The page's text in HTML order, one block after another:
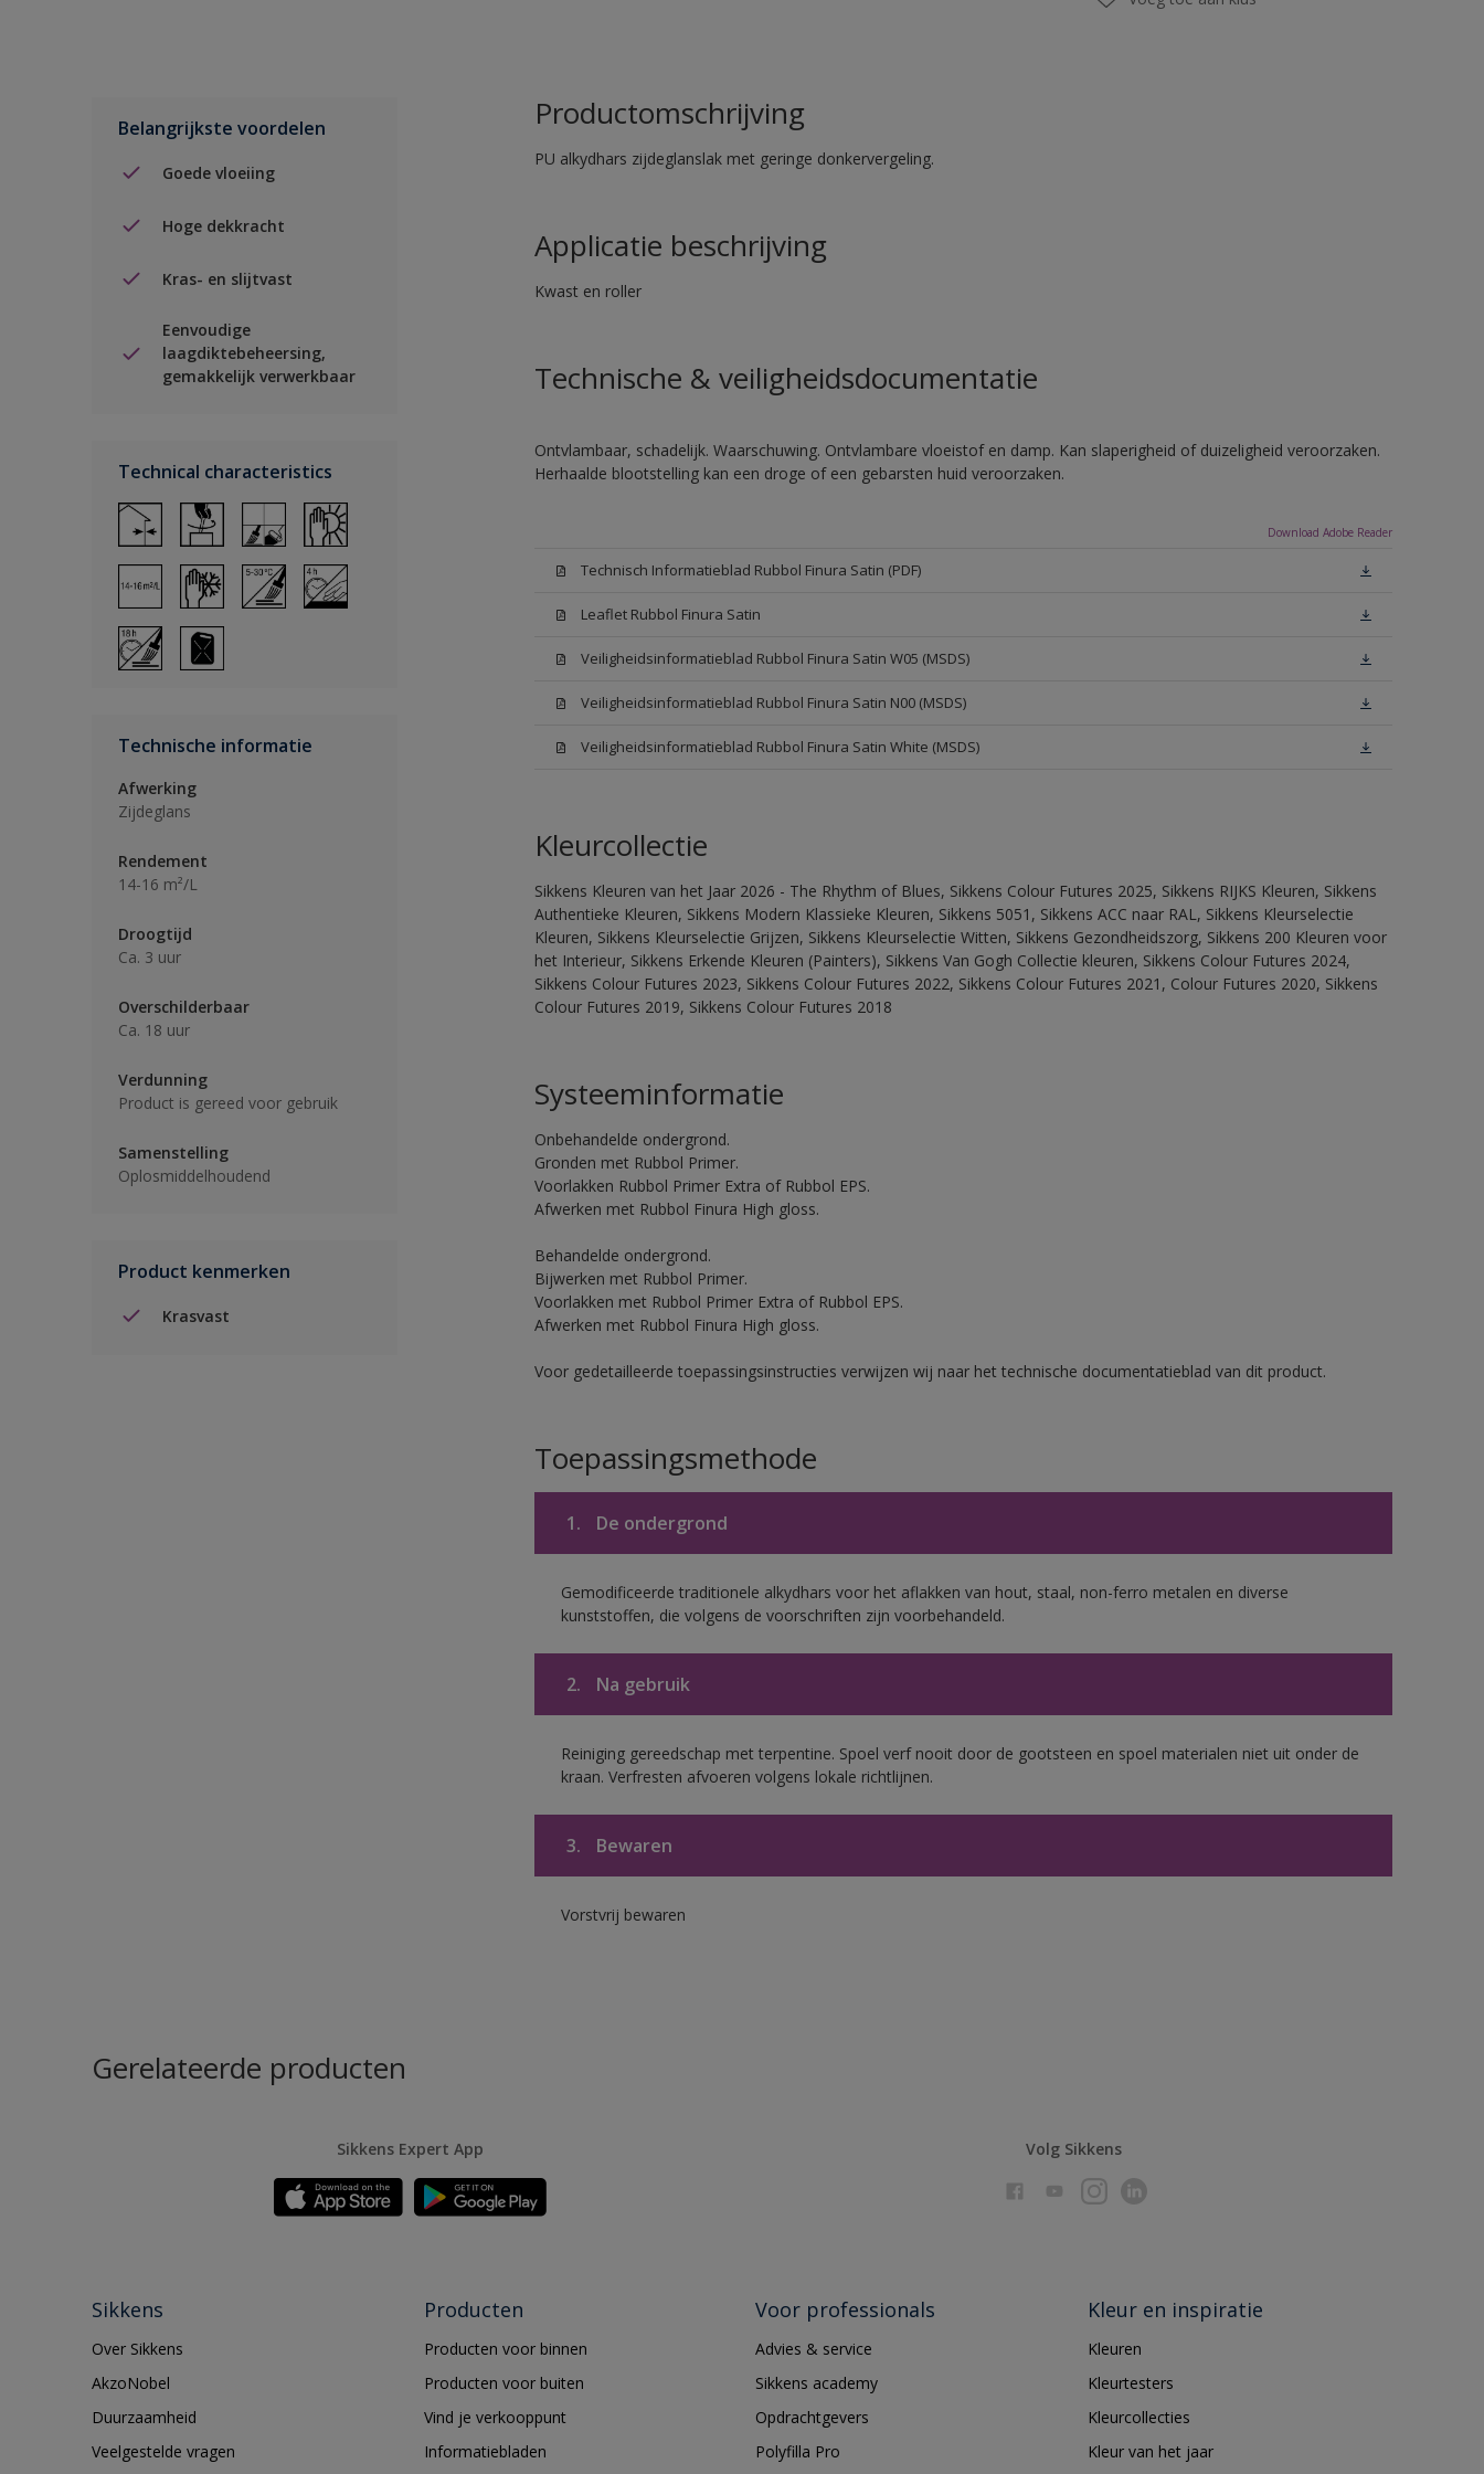
Belangrijkste voordelen
Goede vloeiing
Hoge dekkracht
Kras- en slijtvast
Eenvoudige
laagdiktebeheersing,
gemakkelijk verwerkbaar
Technical characteristics
Technische informatie
Afwerking
Zijdeglans
Rendement
14-16 m²/L
Droogtijd
Ca. 3 uur
Overschilderbaar
Ca. 18 uur
Verdunning
Product is gereed voor gebruik
Samenstelling
Oplosmiddelhoudend
Product kenmerken
Krasvast
Productomschrijving
PU alkydhars zijdeglanslak met geringe donkervergeling.
Applicatie beschrijving
Kwast en roller
Technische & veiligheidsdocumentatie
Ontvlambaar, schadelijk. Waarschuwing. Ontvlambare vloeistof en damp. Kan slaperigheid of duizeligheid veroorzaken.
Herhaalde blootstelling kan een droge of een gebarsten huid veroorzaken.
Download Adobe Reader
Technisch Informatieblad Rubbol Finura Satin (PDF)
Leaflet Rubbol Finura Satin
Veiligheidsinformatieblad Rubbol Finura Satin W05 (MSDS)
Veiligheidsinformatieblad Rubbol Finura Satin N00 (MSDS)
Veiligheidsinformatieblad Rubbol Finura Satin White (MSDS)
Kleurcollectie
Sikkens Kleuren van het Jaar 2026 - The Rhythm of Blues, Sikkens Colour Futures 2025, Sikkens RIJKS Kleuren, Sikkens
Authentieke Kleuren, Sikkens Modern Klassieke Kleuren, Sikkens 5051, Sikkens ACC naar RAL, Sikkens Kleurselectie
Kleuren, Sikkens Kleurselectie Grijzen, Sikkens Kleurselectie Witten, Sikkens Gezondheidszorg, Sikkens 200 Kleuren voor
het Interieur, Sikkens Erkende Kleuren (Painters), Sikkens Van Gogh Collectie kleuren, Sikkens Colour Futures 2024,
Sikkens Colour Futures 2023, Sikkens Colour Futures 2022, Sikkens Colour Futures 2021, Colour Futures 2020, Sikkens
Colour Futures 2019, Sikkens Colour Futures 2018
Systeeminformatie
Onbehandelde ondergrond.
Gronden met Rubbol Primer.
Voorlakken Rubbol Primer Extra of Rubbol EPS.
Afwerken met Rubbol Finura High gloss.
Behandelde ondergrond.
Bijwerken met Rubbol Primer.
Voorlakken met Rubbol Primer Extra of Rubbol EPS.
Afwerken met Rubbol Finura High gloss.
Voor gedetailleerde toepassingsinstructies verwijzen wij naar het technische documentatieblad van dit product.
Toepassingsmethode
1. De ondergrond
Gemodificeerde traditionele alkydhars voor het aflakken van hout, staal, non-ferro metalen en diverse
kunststoffen, die volgens de voorschriften zijn voorbehandeld.
2. Na gebruik
Reiniging gereedschap met terpentine. Spoel verf nooit door de gootsteen en spoel materialen niet uit onder de
kraan. Verfresten afvoeren volgens lokale richtlijnen.
3. Bewaren
Vorstvrij bewaren
Gerelateerde producten
Sikkens Expert App Volg Sikkens
Sikkens
Over Sikkens
AkzoNobel
Duurzaamheid
Veelgestelde vragen
Producten
Producten voor binnen
Producten voor buiten
Vind je verkooppunt
Informatiebladen
Voor professionals
Advies & service
Sikkens academy
Opdrachtgevers
Polyfilla Pro
Kleur en inspiratie
Kleuren
Kleurtesters
Kleurcollecties
Kleur van het jaar